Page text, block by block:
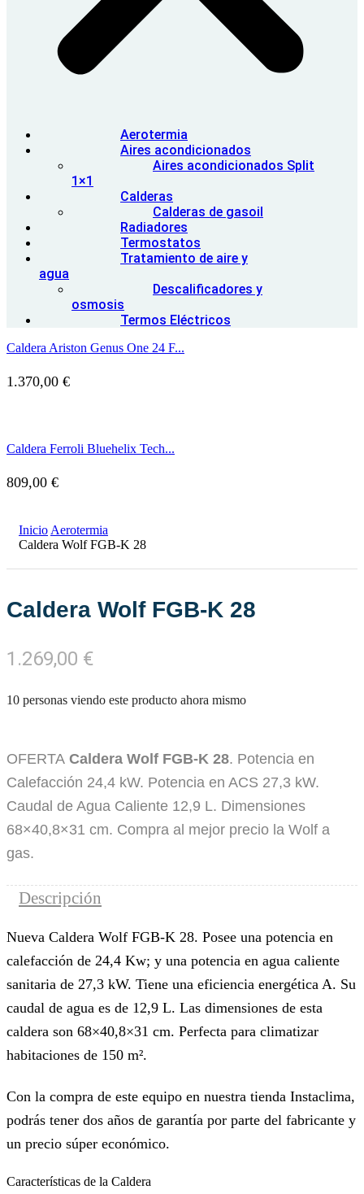
Aerotermia
Aires acondicionados
Aires acondicionados Split
1×1
Calderas
Calderas de gasoil
Radiadores
Termostatos
Tratamiento de aire y
agua
Descalificadores y
osmosis
Termos Eléctricos
Caldera Ariston Genus One 24 F...
1.370,00 €
Caldera Ferroli Bluehelix Tech...
809,00 €
Inicio Aerotermia
Caldera Wolf FGB-K 28
Caldera Wolf FGB-K 28
1.269,00 €
10 personas viendo este producto ahora mismo
OFERTA Caldera Wolf FGB-K 28. Potencia en
Calefacción 24,4 kW. Potencia en ACS 27,3 kW.
Caudal de Agua Caliente 12,9 L. Dimensiones
68×40,8×31 cm. Compra al mejor precio la Wolf a
gas.
Descripción
Nueva Caldera Wolf FGB-K 28. Posee una potencia en
calefacción de 24,4 Kw; y una potencia en agua caliente
sanitaria de 27,3 kW. Tiene una eficiencia energética A. Su
caudal de agua es de 12,9 L. Las dimensiones de esta
caldera son 68×40,8×31 cm. Perfecta para climatizar
habitaciones de 150 m².
Con la compra de este equipo en nuestra tienda Instaclima,
podrás tener dos años de garantía por parte del fabricante y
un precio súper económico.
Características de la Caldera